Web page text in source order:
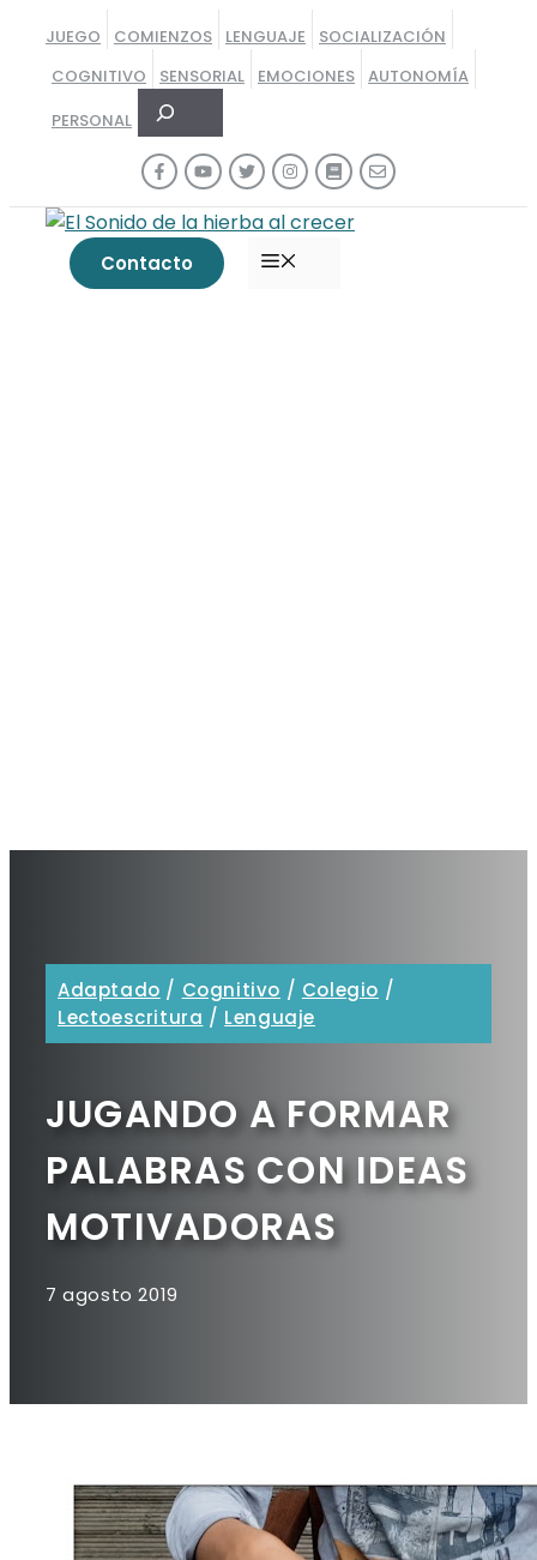
contenido
JUEGO COMIENZOS LENGUAJE
SOCIALIZACIÓN
COGNITIVO
SENSORIAL EMOCIONES AUTONOMÍA
PERSONAL
Buscar
Contacto
Adaptado / Cognitivo / Colegio /
Lectoescritura / Lenguaje
JUGANDO A FORMAR
PALABRAS CON IDEAS
MOTIVADORAS
7 agosto 2019